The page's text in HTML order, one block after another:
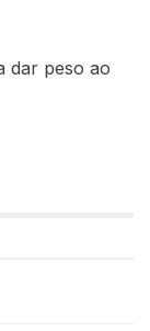
dar peso ao